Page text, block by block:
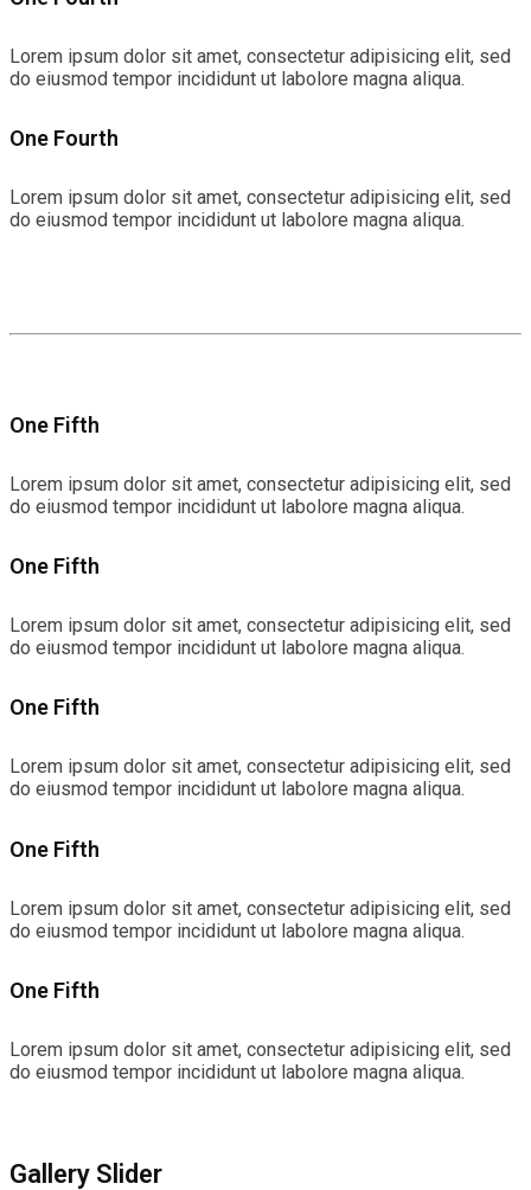
Lorem ipsum dolor sit amet, consectetur adipisicing elit, sed
do eiusmod tempor incididunt ut labolore magna aliqua.
One Fourth
Lorem ipsum dolor sit amet, consectetur adipisicing elit, sed
do eiusmod tempor incididunt ut labolore magna aliqua.
One Fifth
Lorem ipsum dolor sit amet, consectetur adipisicing elit, sed
do eiusmod tempor incididunt ut labolore magna aliqua.
One Fifth
Lorem ipsum dolor sit amet, consectetur adipisicing elit, sed
do eiusmod tempor incididunt ut labolore magna aliqua.
One Fifth
Lorem ipsum dolor sit amet, consectetur adipisicing elit, sed
do eiusmod tempor incididunt ut labolore magna aliqua.
One Fifth
Lorem ipsum dolor sit amet, consectetur adipisicing elit, sed
do eiusmod tempor incididunt ut labolore magna aliqua.
One Fifth
Lorem ipsum dolor sit amet, consectetur adipisicing elit, sed
do eiusmod tempor incididunt ut labolore magna aliqua.
Gallery Slider